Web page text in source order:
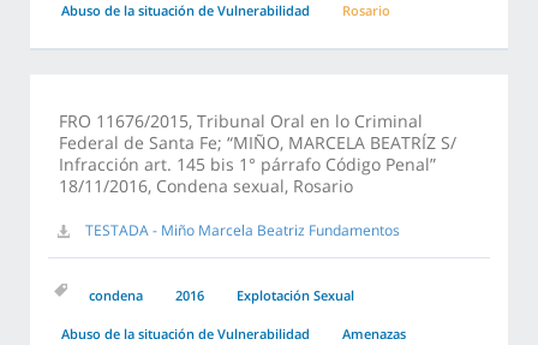
Abuso de la situación de Vulnerabilidad Rosario
FRO 11676/2015, Tribunal Oral en lo Criminal
Federal de Santa Fe; “MIÑO, MARCELA BEATRÍZ S/
Infracción art. 145 bis 1° párrafo Código Penal”
18/11/2016, Condena sexual, Rosario
TESTADA - Miño Marcela Beatriz Fundamentos
condena 2016 Explotación Sexual
Abuso de la situación de Vulnerabilidad Amenazas